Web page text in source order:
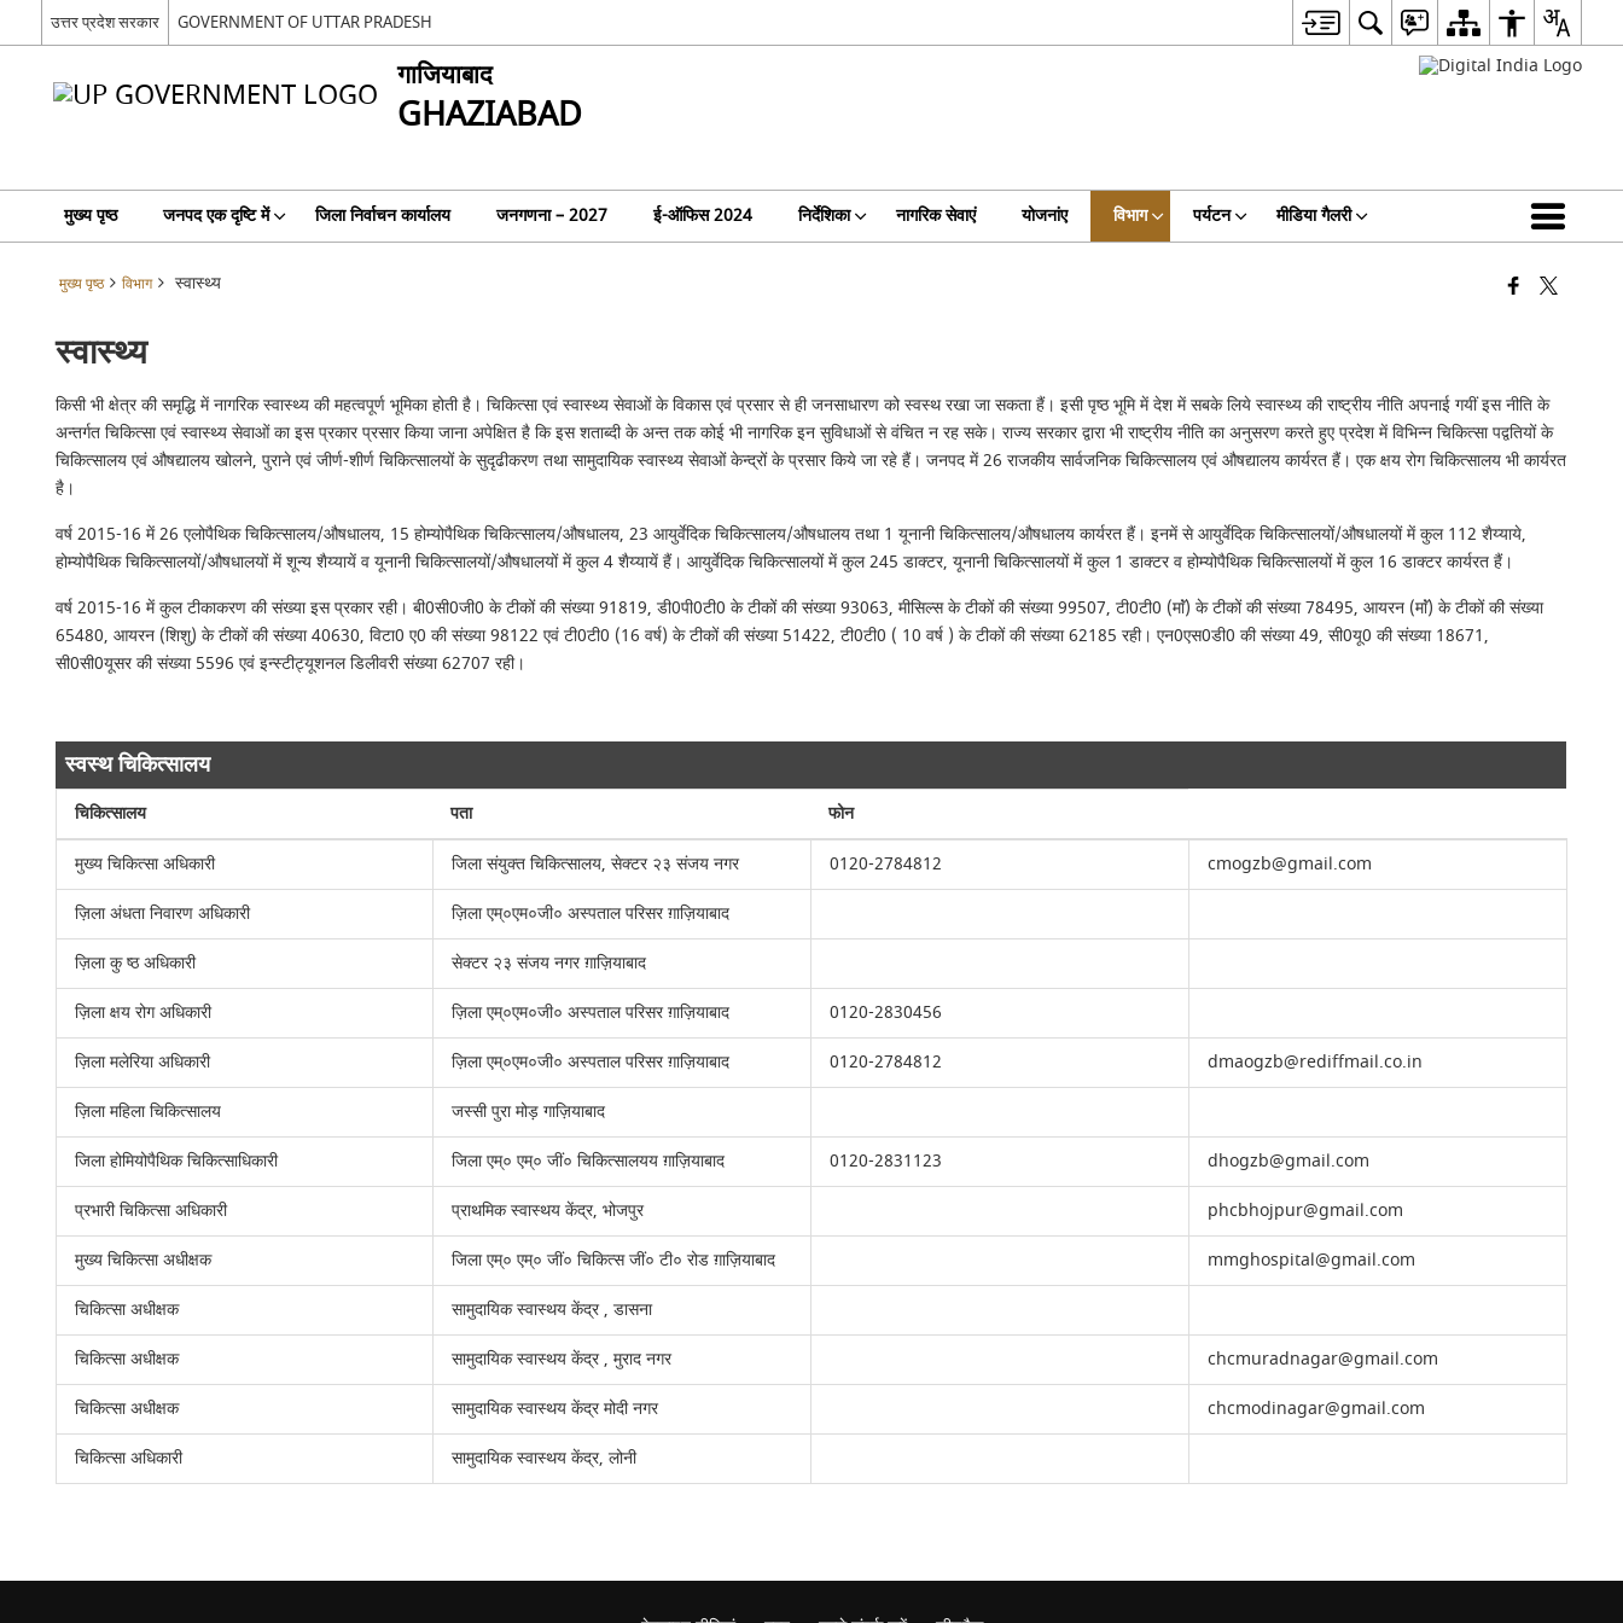
उत्तर प्रदेश सरकार GOVERNMENT OF UTTAR PRADESH
गाजियाबाद
GHAZIABAD
मुख्य पृष्ठ जनपद एक दृष्टि में जिला निर्वाचन कार्यालय जनगणना – 2027 ई-ऑफिस 2024 निर्देशिका नागरिक सेवाएं योजनांए विभाग पर्यटन मीडिया गैलरी
मुख्य पृष्ठ विभाग स्वास्थ्य
स्वास्थ्य
किसी भी क्षेत्र की समृद्धि में नागरिक स्वास्थ्य की महत्वपूर्ण भूमिका होती है। चिकित्सा एवं स्वास्थ्य सेवाओं के विकास एवं प्रसार से ही जनसाधारण को स्वस्थ रखा जा सकता हैं। इसी पृष्ठ भूमि में देश में सबके लिये स्वास्थ्य की राष्ट्रीय नीति अपनाई गयीं इस नीति के
अन्तर्गत चिकित्सा एवं स्वास्थ्य सेवाओं का इस प्रकार प्रसार किया जाना अपेक्षित है कि इस शताब्दी के अन्त तक कोई भी नागरिक इन सुविधाओं से वंचित न रह सके। राज्य सरकार द्वारा भी राष्ट्रीय नीति का अनुसरण करते हुए प्रदेश में विभिन्न चिकित्सा पद्वतियों के
चिकित्सालय एवं औषद्यालय खोलने, पुराने एवं जीर्ण-शीर्ण चिकित्सालयों के सुदृढीकरण तथा सामुदायिक स्वास्थ्य सेवाओं केन्द्रों के प्रसार किये जा रहे हैं। जनपद में 26 राजकीय सार्वजनिक चिकित्सालय एवं औषद्यालय कार्यरत हैं। एक क्षय रोग चिकित्सालय भी कार्यरत
है।
वर्ष 2015-16 में 26 एलोपैथिक चिकित्सालय/औषधालय, 15 होम्योपैथिक चिकित्सालय/औषधालय, 23 आयुर्वेदिक चिकित्सालय/औषधालय तथा 1 यूनानी चिकित्सालय/औषधालय कार्यरत हैं। इनमें से आयुर्वेदिक चिकित्सालयों/औषधालयों में कुल 112 शैय्याये,
होम्योपैथिक चिकित्सालयों/औषधालयों में शून्य शैय्यायें व यूनानी चिकित्सालयों/औषधालयों में कुल 4 शैय्यायें हैं। आयुर्वेदिक चिकित्सालयों में कुल 245 डाक्टर, यूनानी चिकित्सालयों में कुल 1 डाक्टर व होम्योपैथिक चिकित्सालयों में कुल 16 डाक्टर कार्यरत हैं।
वर्ष 2015-16 में कुल टीकाकरण की संख्या इस प्रकार रही। बी0सी0जी0 के टीकों की संख्या 91819, डी0पी0टी0 के टीकों की संख्या 93063, मीसिल्स के टीकों की संख्या 99507, टी0टी0 (माॅं) के टीकों की संख्या 78495, आयरन (माॅं) के टीकों की संख्या
65480, आयरन (शिशु) के टीकों की संख्या 40630, विटा0 ए0 की संख्या 98122 एवं टी0टी0 (16 वर्ष) के टीकों की संख्या 51422, टी0टी0 ( 10 वर्ष ) के टीकों की संख्या 62185 रही। एन0एस0डी0 की संख्या 49, सी0यू0 की संख्या 18671,
सी0सी0यूसर की संख्या 5596 एवं इन्स्टीट्यूशनल डिलीवरी संख्या 62707 रही।
स्वस्थ चिकित्सालय
चिकित्सालय पता
फोन
मुख्य चिकित्सा अधिकारी
जिला संयुक्त चिकित्सालय, सेक्टर २३ संजय नगर 0120-2784812
cmogzb@gmail.com
ज़िला अंधता निवारण अधिकारी
ज़िला एम्०एम०जी० अस्पताल परिसर ग़ाज़ियाबाद
ज़िला कु ष्ठ अधिकारी
सेक्टर २३ संजय नगर ग़ाज़ियाबाद
ज़िला क्षय रोग अधिकारी
ज़िला एम्०एम०जी० अस्पताल परिसर ग़ाज़ियाबाद
0120-2830456
ज़िला मलेरिया अधिकारी
ज़िला एम्०एम०जी० अस्पताल परिसर ग़ाज़ियाबाद 0120-2784812
dmaogzb@rediffmail.co.in
ज़िला महिला चिकित्सालय
जस्सी पुरा मोड़ गाज़ियाबाद
जिला होमियोपैथिक चिकित्साधिकारी
जिला एम्० एम्० जीं० चिकित्सालयय ग़ाज़ियाबाद 0120-2831123
dhogzb@gmail.com
प्रभारी चिकित्सा अधिकारी
प्राथमिक स्वास्थय केंद्र, भोजपुर
phcbhojpur@gmail.com
मुख्य चिकित्सा अधीक्षक
जिला एम्० एम्० जीं० चिकित्स जीं० टी० रोड ग़ाज़ियाबाद
mmghospital@gmail.com
चिकित्सा अधीक्षक
सामुदायिक स्वास्थय केंद्र , डासना
चिकित्सा अधीक्षक
सामुदायिक स्वास्थय केंद्र , मुराद नगर
chcmuradnagar@gmail.com
चिकित्सा अधीक्षक
सामुदायिक स्वास्थय केंद्र मोदी नगर
chcmodinagar@gmail.com
चिकित्सा अधिकारी
सामुदायिक स्वास्थय केंद्र, लोनी